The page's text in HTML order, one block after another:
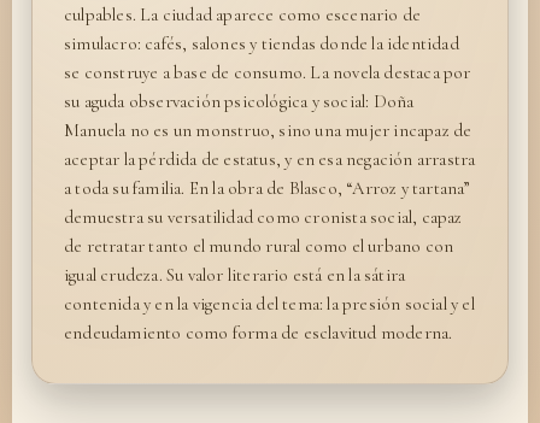
culpables. La ciudad aparece como escenario de
simulacro: cafés, salones y tiendas donde la identidad
se construye a base de consumo. La novela destaca por
su aguda observación psicológica y social: Doña
Manuela no es un monstruo, sino una mujer incapaz de
aceptar la pérdida de estatus, y en esa negación arrastra
a toda su familia. En la obra de Blasco, “Arroz y tartana”
demuestra su versatilidad como cronista social, capaz
de retratar tanto el mundo rural como el urbano con
igual crudeza. Su valor literario está en la sátira
contenida y en la vigencia del tema: la presión social y el
endeudamiento como forma de esclavitud moderna.